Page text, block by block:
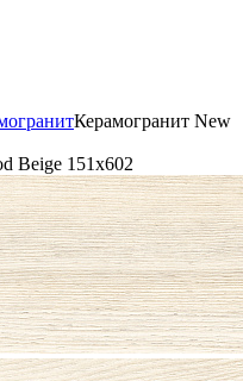
Керамогранит New
Beige 151x602